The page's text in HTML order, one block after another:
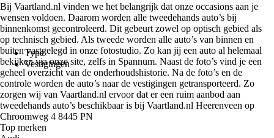
Type
Vestigingen
Bij Vaartland.nl vinden we het belangrijk dat onze occasions aan je
wensen voldoen. Daarom worden alle tweedehands auto’s bij
binnenkomst gecontroleerd. Dit gebeurt zowel op optisch gebied als
op technisch gebied. Als tweede worden alle auto’s van binnen en
buiten vastgelegd in onze fotostudio. Zo kan jij een auto al helemaal
bekijken via onze site, zelfs in Spannum. Naast de foto’s vind je een
geheel overzicht van de onderhoudshistorie. Na de foto’s en de
controle worden de auto’s naar de vestigingen getransporteerd. Zo
zorgen wij van Vaartland.nl ervoor dat er een ruim aanbod aan
tweedehands auto’s beschikbaar is bij Vaartland.nl Heerenveen op
Chroomweg 4 8445 PN
Top merken